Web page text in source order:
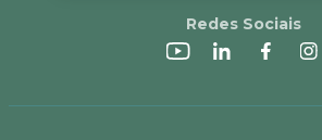
Redes Sociais